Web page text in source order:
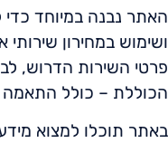
האתר נבנה במיוחד
ושימוש במחירון
פרטי השירות הדרוש,
הכוללת – כולל התאמה
באתר תוכלו למצוא